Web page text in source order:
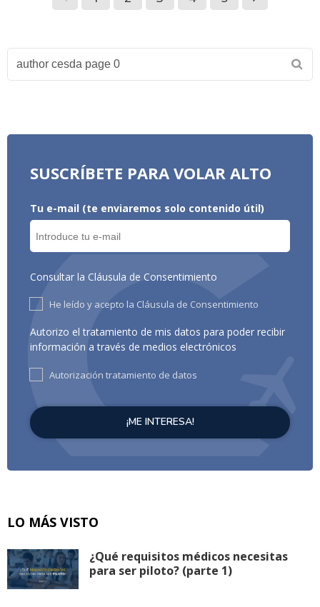
SUSCRÍBETE PARA VOLAR ALTO
Tu e-mail (te enviaremos solo contenido útil)
Consultar la Cláusula de Consentimiento
He leído y acepto la Cláusula de Consentimiento
Autorizo el tratamiento de mis datos para poder recibir
información a través de medios electrónicos
Autorización tratamiento de datos
LO MÁS VISTO
¿Qué requisitos médicos necesitas
para ser piloto? (parte 1)